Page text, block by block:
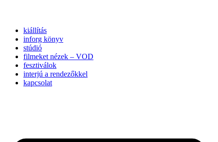
kiállítás
inforg könyv
stúdió
filmeket nézek – VOD
fesztiválok
interjú a rendezőkkel
kapcsolat